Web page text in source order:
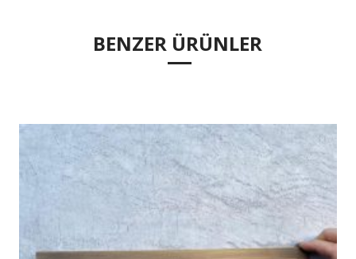
BENZER ÜRÜNLER